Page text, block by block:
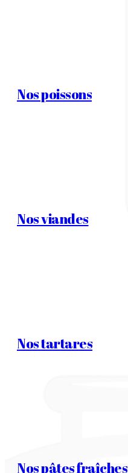
Nos poissons
Nos viandes
Nos tartares
Nos pâtes fraîches